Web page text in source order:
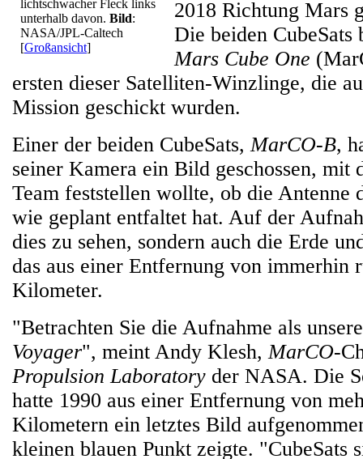
lichtschwacher Fleck links
unterhalb davon. Bild:
NASA/JPL-Caltech
[Großansicht]
2018 Richtung Mars
Die beiden
Mars Cube One
ersten dieser Satelliten-Winzlinge, die
Mission geschickt wurden.
Einer der beiden CubeSats,MarCO-B,
seiner Kamera ein Bild geschossen, mit
Team feststellen wollte, ob die Antenne
wie geplant entfaltet hat. Auf der
dies zu sehen, sondern auch die Erde
das aus einer Entfernung von
Kilometer.
"Betrachten Sie die Aufnahme als
Voyager", meint Andy Klesh,MarCO-
Propulsion Laboratory der NASA. Die
hatte 1990 aus einer Entfernung von
Kilometern ein letztes Bild
kleinen blauen Punkt zeigte. "CubeSats